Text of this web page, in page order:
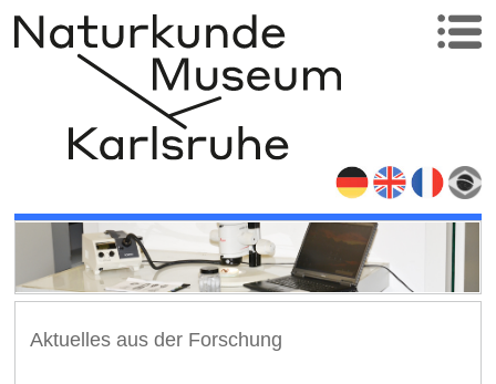
Aktuelles aus der Forschung